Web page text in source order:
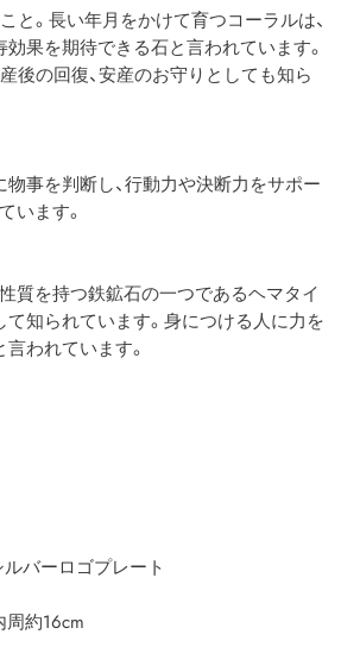
と。長い年月をかけて育つコーラルは、
効果を期待できる石と言われています。
後の回復、安産のお守りとしても知ら
物事を判断し、行動力や決断力をサポー
います。
質を持つ鉄鉱石の一つであるヘマタイ
て知られています。身につける人に力を
われています。
ルバーロゴプレート
周約16cm